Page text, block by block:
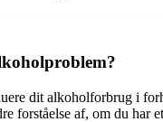
dit alkoholforbrug i
forståelse af, om du har